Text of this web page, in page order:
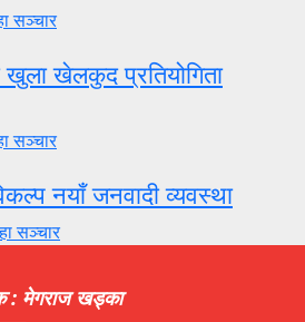
सञ्चार
खुला खेलकुद प्रतियोगिता
सञ्चार
नयाँ जनवादी व्यवस्था
सञ्चार
: मेगराज खड्का